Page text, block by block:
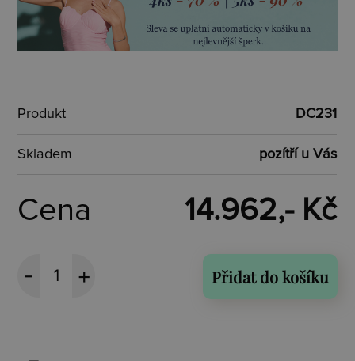
Produkt DC231
Skladem pozítří u Vás
Cena 14.962,- Kč
Přidat do košíku